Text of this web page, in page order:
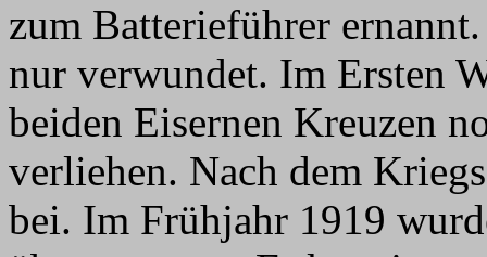
zum Batterieführer
nur verwundet. Im Ersten
beiden Eisernen Kreuzen
verliehen. Nach dem
bei. Im Frühjahr 1919